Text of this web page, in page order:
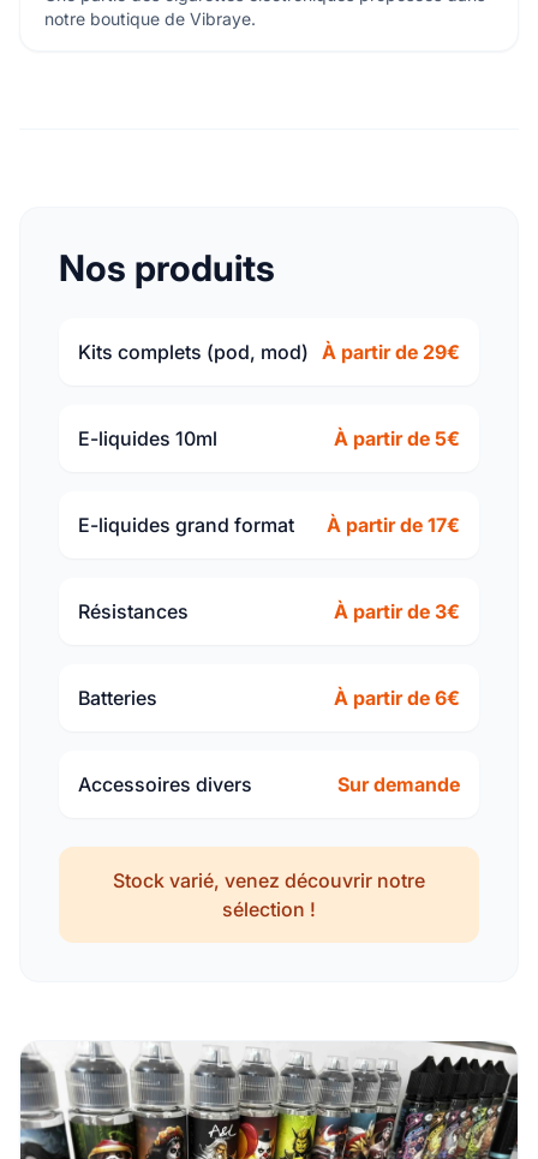
notre boutique de Vibraye.
Nos produits
Kits complets (pod, mod) À partir de 29€
E-liquides 10ml À partir de 5€
E-liquides grand format À partir de 17€
Résistances À partir de 3€
Batteries À partir de 6€
Accessoires divers Sur demande
Stock varié, venez découvrir notre
sélection !